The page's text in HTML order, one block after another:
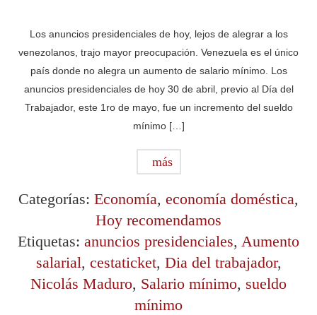
Los anuncios presidenciales de hoy, lejos de alegrar a los
venezolanos, trajo mayor preocupación. Venezuela es el único
país donde no alegra un aumento de salario mínimo. Los
anuncios presidenciales de hoy 30 de abril, previo al Día del
Trabajador, este 1ro de mayo, fue un incremento del sueldo
mínimo […]
más
Categorías: Economía, economía doméstica,
Hoy recomendamos
Etiquetas: anuncios presidenciales, Aumento
salarial, cestaticket, Dia del trabajador,
Nicolás Maduro, Salario mínimo, sueldo
mínimo